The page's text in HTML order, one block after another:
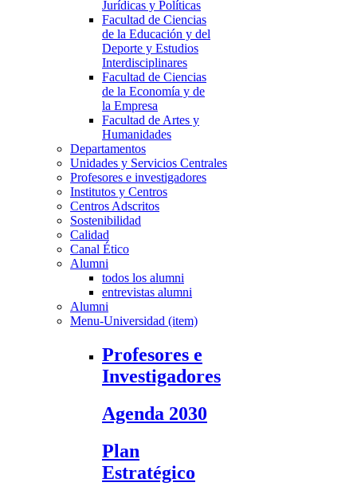
Jurídicas y Políticas
Facultad de Ciencias
de la Educación y del
Deporte y Estudios
Interdisciplinares
Facultad de Ciencias
de la Economía y de
la Empresa
Facultad de Artes y
Humanidades
Departamentos
Unidades y Servicios Centrales
Profesores e investigadores
Institutos y Centros
Centros Adscritos
Sostenibilidad
Calidad
Canal Ético
Alumni
todos los alumni
entrevistas alumni
Alumni
Menu-Universidad (item)
Profesores e
Investigadores
Agenda 2030
Plan
Estratégico